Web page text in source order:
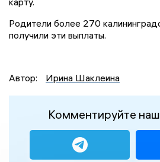
Родители более 270
получили эти выплаты.
Автор: Ирина Шаклеина
Комментируйте